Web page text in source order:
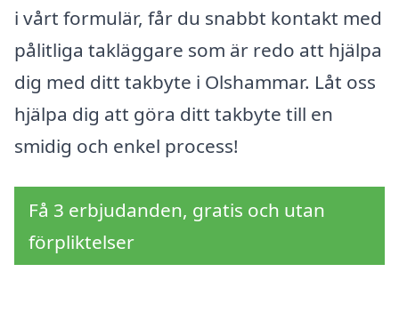
i vårt formulär, får du snabbt kontakt med
pålitliga takläggare som är redo att hjälpa
dig med ditt takbyte i Olshammar. Låt oss
hjälpa dig att göra ditt takbyte till en
smidig och enkel process!
Få 3 erbjudanden, gratis och utan
förpliktelser